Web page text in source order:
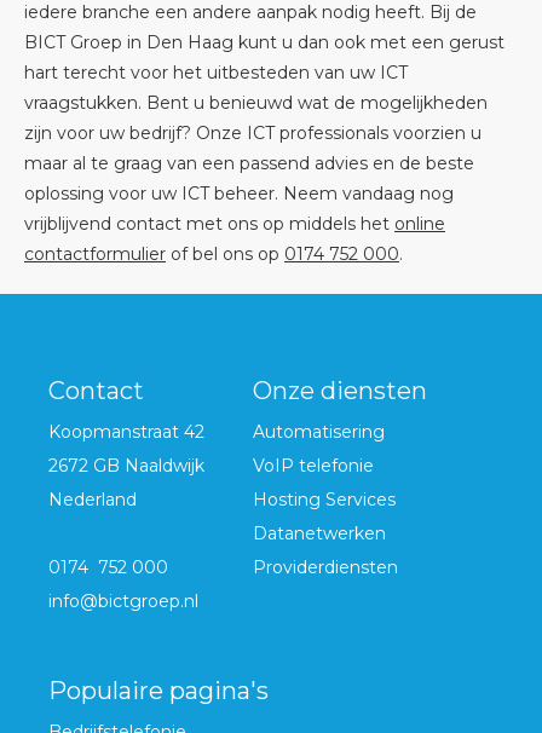
iedere branche een andere aanpak nodig heeft. Bij de
BICT Groep in Den Haag kunt u dan ook met een gerust
hart terecht voor het uitbesteden van uw ICT
vraagstukken. Bent u benieuwd wat de mogelijkheden
zijn voor uw bedrijf? Onze ICT professionals voorzien u
maar al te graag van een passend advies en de beste
oplossing voor uw ICT beheer. Neem vandaag nog
vrijblijvend contact met ons op middels het online
contactformulier of bel ons op 0174 752 000.
Contact
Koopmanstraat 42
2672 GB Naaldwijk
Nederland
0174 752 000
info@bictgroep.nl
Onze diensten
Automatisering
VoIP telefonie
Hosting Services
Datanetwerken
Providerdiensten
Populaire pagina's